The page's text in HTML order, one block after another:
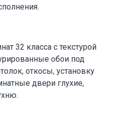
32 класса с текстурой
обои под
откосы, установку
двери глухие,